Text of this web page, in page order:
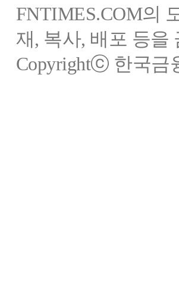
FNTIMES.COM의
재, 복사, 배포 등을
Copyrightⓒ 한국금